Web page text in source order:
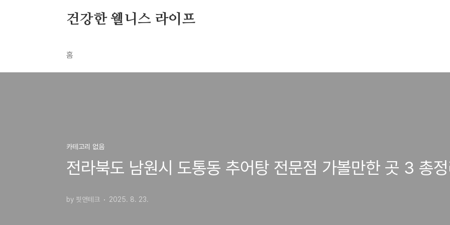
건강한 웰니스 라이프
홈
카테고리 없음
전라북도 남원시 도통동 추어탕 전문점 가볼만한 곳 3 총
by 핏앤테크 2025. 8. 23.